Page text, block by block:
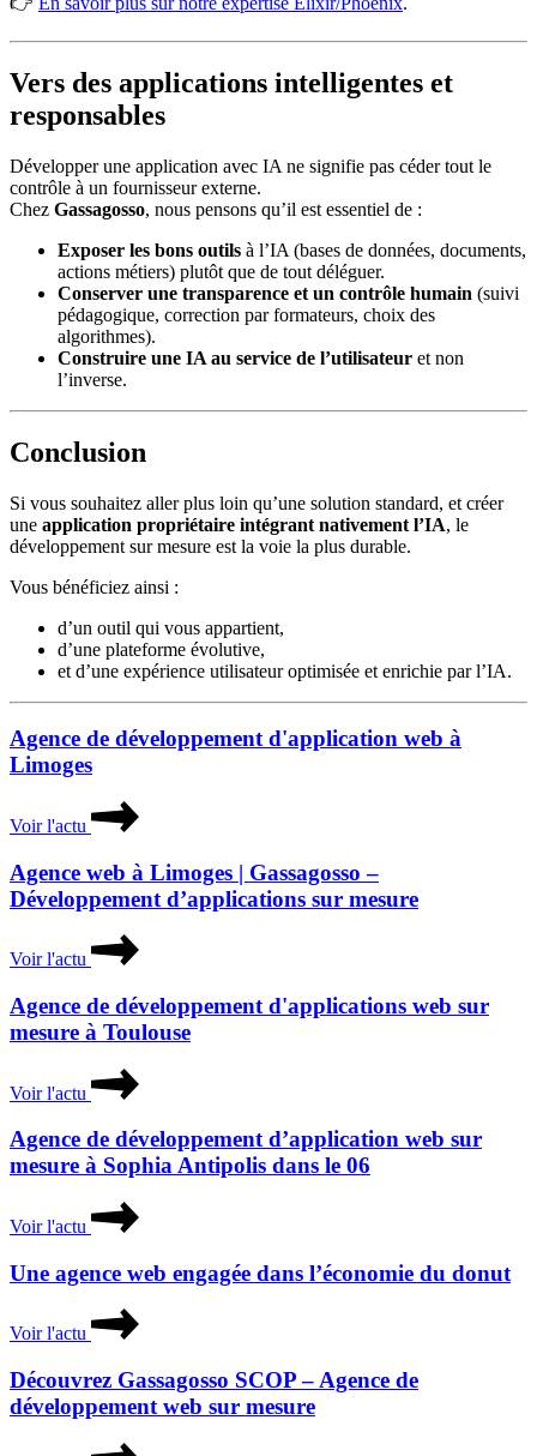
Vers des applications intelligentes et
responsables
Développer une application avec IA ne signifie pas céder tout le
contrôle à un fournisseur externe.
Chez Gassagosso, nous pensons qu’il est essentiel de :
Exposer les bons outils à l’IA (bases de données, documents,
actions métiers) plutôt que de tout déléguer.
Conserver une transparence et un contrôle humain (suivi
pédagogique, correction par formateurs, choix des
algorithmes).
Construire une IA au service de l’utilisateur et non
l’inverse.
Conclusion
Si vous souhaitez aller plus loin qu’une solution standard, et créer
une application propriétaire intégrant nativement l’IA, le
développement sur mesure est la voie la plus durable.
Vous bénéficiez ainsi :
d’un outil qui vous appartient,
d’une plateforme évolutive,
et d’une expérience utilisateur optimisée et enrichie par l’IA.
Agence de développement d'application web à
Limoges
Voir l'actu
Agence web à Limoges | Gassagosso –
Développement d’applications sur mesure
Voir l'actu
Agence de développement d'applications web sur
mesure à Toulouse
Voir l'actu
Agence de développement d’application web sur
mesure à Sophia Antipolis dans le 06
Voir l'actu
Une agence web engagée dans l’économie du donut
Voir l'actu
Découvrez Gassagosso SCOP – Agence de
développement web sur mesure